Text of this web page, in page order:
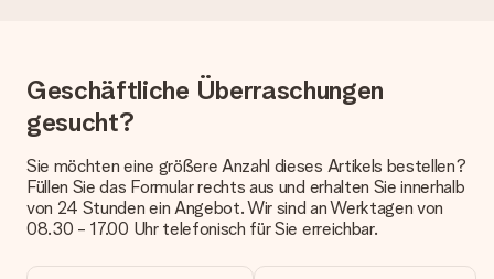
Welche Lieferoptionen stehen zur Verfügung?
Derzeit können wir (noch) keine verschiedenen Lieferoptionen
Päckchen versendet. Möchtest du wissen, ob es als Paket
oder Päckchen geliefert wird, kontaktiere bitte unseren
Kundenservice.
Geschäftliche Überraschungen
gesucht?
Sie möchten eine größere Anzahl dieses Artikels bestellen?
Füllen Sie das Formular rechts aus und erhalten Sie innerhalb
von 24 Stunden ein Angebot. Wir sind an Werktagen von
08.30 - 17.00 Uhr telefonisch für Sie erreichbar.